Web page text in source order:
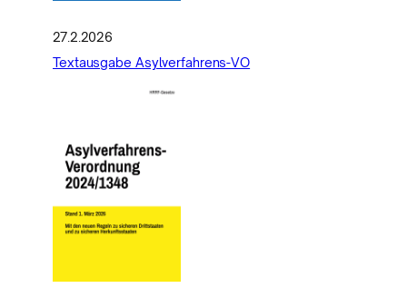
27.2.2026
Textausgabe Asylverfahrens-VO